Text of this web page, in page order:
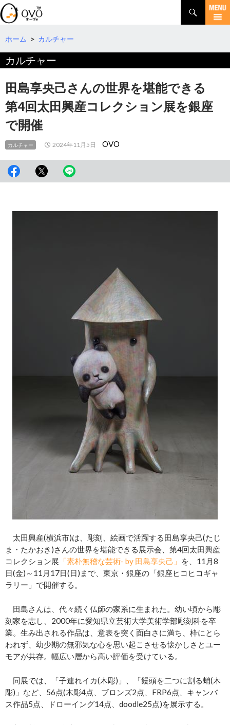
検
索
コ
テ
ツ
へ
移
動
ホーム > カルチャー
カルチャー
田島享央己さんの世界を堪能できる
第4回太田興産コレクション展を銀座
で開催
カルチャー 2024年11月5日 OVO
太田興産(横浜市)は、彫刻、絵画で活躍する田島享央己(たじ
ま・たかおき)さんの世界を堪能できる展示会、第4回太田興産
コレクション展 「素朴無稽な芸術- by 田島享央己」
を、11月8
日(金)～11月17日(日)まで、東京・銀座の「銀座ヒコヒコギャ
ラリー」で開催する。
田島さんは、代々続く仏師の家系に生まれた。幼い頃から彫
刻家を志し、2000年に愛知県立芸術大学美術学部彫刻科を卒
業。生み出される作品は、意表を突く面白さに満ち、枠にとら
われず、幼少期の無邪気な心を思い起こさせる懐かしさとユー
モアが共存。幅広い層から高い評価を受けている。
同展では、「子連れイカ(木彫)」、「饅頭を二つに割る蛸(木
彫)」など、56点(木彫4点、ブロンズ2点、FRP6点、キャンバ
ス作品5点、ドローイング14点、doodle25点)を展示する。